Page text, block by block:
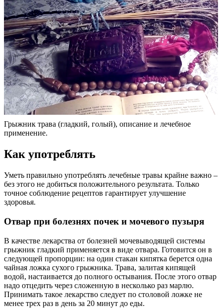
Грыжник трава (гладкий, голый), описание и лечебное
применение.
Как употреблять
Уметь правильно употреблять лечебные травы крайне важно –
без этого не добиться положительного результата. Только
точное соблюдение рецептов гарантирует улучшение
здоровья.
Отвар при болезнях почек и мочевого пузыря
В качестве лекарства от болезней мочевыводящей системы
грыжник гладкий применяется в виде отвара. Готовится он в
следующей пропорции: на один стакан кипятка берется одна
чайная ложка сухого грыжника. Трава, залитая кипящей
водой, настаивается до полного остывания. После этого отвар
надо отцедить через сложенную в несколько раз марлю.
Принимать такое лекарство следует по столовой ложке не
менее трех раз в день за 20 минут до еды.